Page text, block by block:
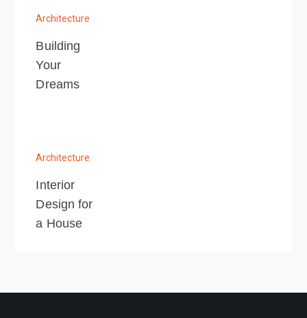
Architecture
Building
Your
Dreams
Architecture
Interior
Design for
a House